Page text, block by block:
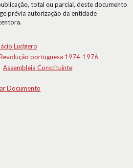
total ou parcial, deste documento
prévia autorização da entidade
Ludgero
portuguesa 1974-1976
Assembleia Constituinte
Documento